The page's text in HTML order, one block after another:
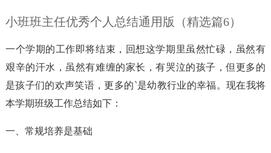
小班班主任优秀个人总结通用版（精选篇6）
一个学期的工作即将结束，回想这学期里虽然忙碌，虽然有
艰辛的汗水，虽然有难缠的家长，有哭泣的孩子，但更多的
是孩子们的欢声笑语，更多的`是幼教行业的幸福。现在我将
本学期班级工作总结如下：
一、常规培养是基础